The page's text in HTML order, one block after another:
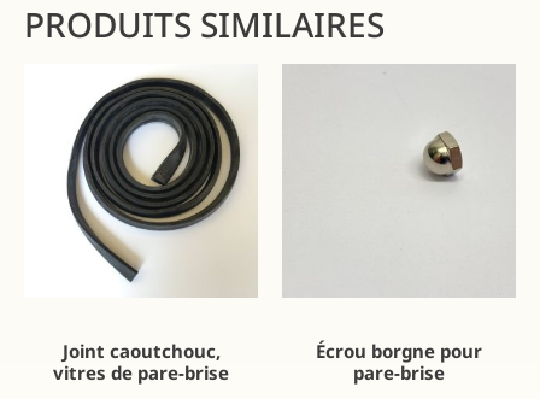
PRODUITS SIMILAIRES
Joint caoutchouc,
vitres de pare-brise
Écrou borgne pour
pare-brise